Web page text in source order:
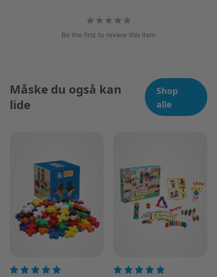
Be the first to review this item
Måske du også kan
lide
Shop
alle